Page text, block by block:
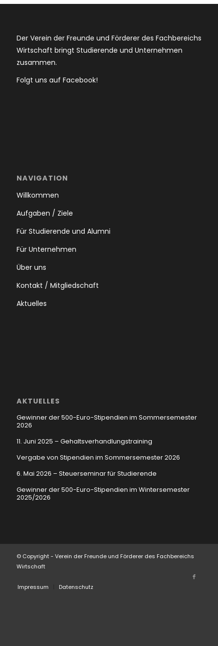
Der Verein der Freunde und Förderer des Fachbereichs
Wirtschaft bringt Studierende und Unternehmen
zusammen.
Folgt uns auf Facebook!
NAVIGATION
Willkommen
Aufgaben / Ziele
Für Studierende und Alumni
Für Unternehmen
Über uns
Kontakt / Mitgliedschaft
Aktuelles
AKTUELLES
Gewinner der 500-Euro-Stipendien im Sommersemester
2026
11. Juni 2025 – Gehaltsverhandlungstraining
Vergabe von Stipendien im Sommersemester 2026
6. Mai 2026 – Steuerseminar für Studierende
Gewinner der 500-Euro-Stipendien im Wintersemester
2025/2026
© Copyright - Verein der Freunde und Förderer des Fachbereichs
Wirtschaft
Impressum Datenschutz